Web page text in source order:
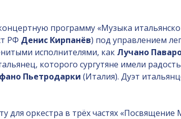
программу «Музыка
РФ Денис Кирпанёв) под управлением
исполнителями, как Лучано
которого сургутяне имели
Пьетродарки (Италия). Дуэт
для оркестра в трёх частях